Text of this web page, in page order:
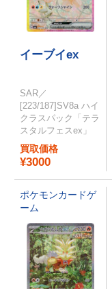
イーブイex
SAR／
[223/187]SV8a ハイ
クラスパック「テラ
スタルフェスex」
買取価格
¥3000
ポケモンカードゲ
ーム